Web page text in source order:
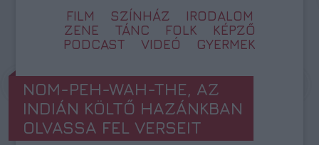
FILM SZÍNHÁZ
IRODALOM
ZENE
TÁNC FOLK
KÉPZŐ
PODCAST
VIDEÓ GYERMEK
NOM-PEH-WAH-THE, AZ
INDIÁN KÖLTŐ HAZÁNKBAN
OLVASSA FEL VERSEIT